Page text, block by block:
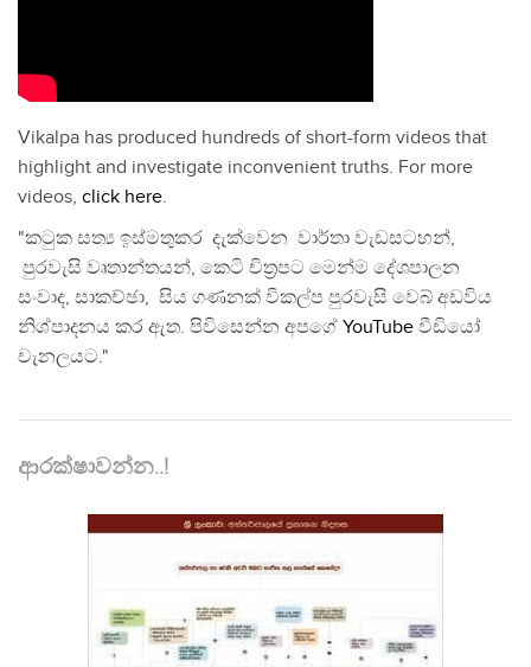
Vikalpa has produced hundreds of short-form videos that
highlight and investigate inconvenient truths. For more
videos, click here.
"කටුක සත්‍ය ඉස්මතුකර දැක්වෙන වාර්තා වැඩසටහන්,
පුරවැසි වෘතාන්තයන්, කෙටි චිත්‍රපට මෙන්ම දේශපාලන
සංවාද, සාකච්ඡා, සිය ගණනක් විකල්ප පුරවැසි වෙබ් අඩවිය
නිශ්පාදනය කර ඇත. පිවිසෙන්න අපගේ YouTube වීඩියෝ
චැනලයට."
ආරක්ෂාවන්න..!